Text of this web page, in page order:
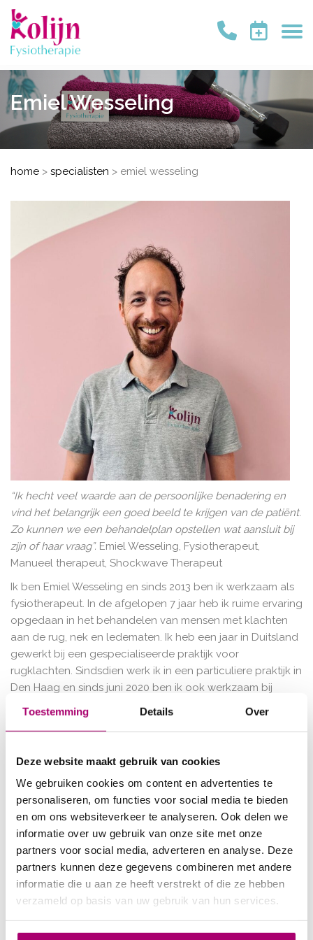
Toestemming Details Over
Deze website maakt gebruik van cookies
We gebruiken cookies om content en advertenties te
personaliseren, om functies voor social media te bieden
en om ons websiteverkeer te analyseren. Ook delen we
informatie over uw gebruik van onze site met onze
partners voor social media, adverteren en analyse. Deze
partners kunnen deze gegevens combineren met andere
informatie die u aan ze heeft verstrekt of die ze hebben
verzameld op basis van uw gebruik van hun services.
Emiel Wesseling
home > specialisten > emiel wesseling
“Ik hecht veel waarde aan de persoonlijke benadering en
vind het belangrijk een goed beeld te krijgen van de patiënt.
Zo kunnen we een behandelplan opstellen wat aansluit bij
zijn of haar vraag”. Emiel Wesseling, Fysiotherapeut,
Manueel therapeut, Shockwave Therapeut
Ik ben Emiel Wesseling en sinds 2013 ben ik werkzaam als
fysiotherapeut. In de afgelopen 7 jaar heb ik ruime ervaring
opgedaan in het behandelen van mensen met klachten
aan de rug, nek en ledematen. Ik heb een jaar in Duitsland
gewerkt bij een gespecialiseerde praktijk voor
rugklachten. Sindsdien werk ik in een particuliere praktijk in
Den Haag en sinds juni 2020 ben ik ook werkzaam bij
Kolijn Fysiotherapie & Shockwave therapie. Tussen 2015 en
2018 heb ik een master opleiding gevolgd tot manueel
de wervelkolom te verbeteren.
Emiel Wesseling MSc.
Manueel Therapeut
Specialisaties: Hoofdpijn, duizeligheid en nek-rug- en
Shockwave Therapeut
BIG registratie: 09917679204